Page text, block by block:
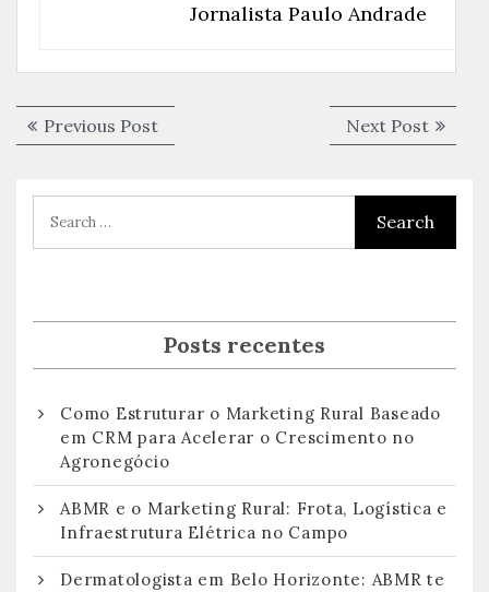
Jornalista Paulo Andrade
Navegação
de
Post
Previous PostPrevious
post:
Next PostNext
post:
Posts recentes
Como Estruturar o Marketing Rural Baseado
em CRM para Acelerar o Crescimento no
Agronegócio
ABMR e o Marketing Rural: Frota, Logística e
Infraestrutura Elétrica no Campo
Dermatologista em Belo Horizonte: ABMR te